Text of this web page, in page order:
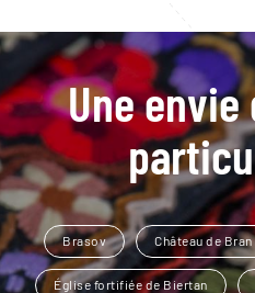
Une envie
Brasov Château de Bran
Église fortifiée de Biertan